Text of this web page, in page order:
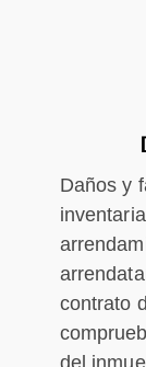
Daños y
contrato
del